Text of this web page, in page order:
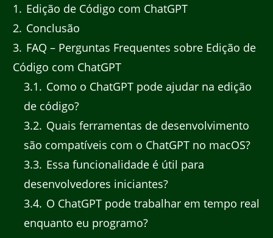
1
Edição de Código com ChatGPT
2 Conclusão
3 FAQ – Perguntas Frequentes sobre Edição de
Código com ChatGPT
3.1
Como o ChatGPT pode ajudar na edição
de código?
3.2 Quais ferramentas de desenvolvimento
são compatíveis com o ChatGPT no macOS?
3.3 Essa funcionalidade é útil para
desenvolvedores iniciantes?
3.4 O ChatGPT pode trabalhar em tempo real
enquanto eu programo?